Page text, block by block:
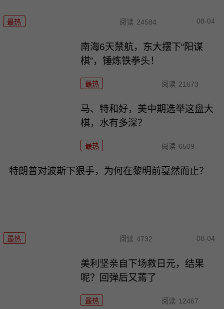
最热 阅读 24584 08-04
南海6天禁航，东大摆下“阳谋
棋”，锤炼铁拳头！
最热 阅读 21673
马、特和好，美中期选举这盘大
棋，水有多深？
最热 阅读 6509
特朗普对波斯下狠手，为何在黎明前戛然而止？
最热 阅读 4732 08-04
美利坚亲自下场救日元，结果
呢？回弹后又蔫了
最热 阅读 12467